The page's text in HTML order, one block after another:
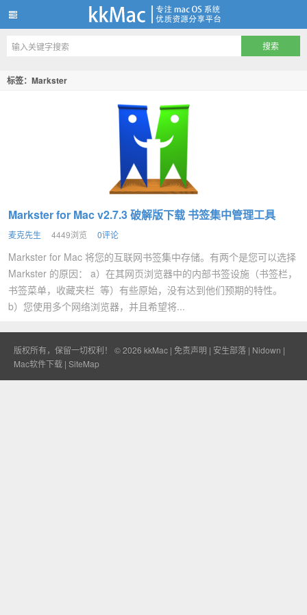
kkMac
标签：Markster
Markster for Mac v2.7.3 破解版下载 书签集中管理工具
麦克先生 4449浏览 0评论
Markster for Mac 将您的互联网书签集中存储。有两个是您可以选择
Markster 的原因： a）在其网页浏览器中的内部书签设施（书签栏，
书签菜单，收藏夹栏 等）有些原始，没有达到他们预期的特性。
b）您使用多个网络浏览器，并且希望将...
版权所有，保留一切权利！ © 2026 kkMac | 免责声明 | 安生部落 | Nidown |
Mac软件下载 | SiteMap